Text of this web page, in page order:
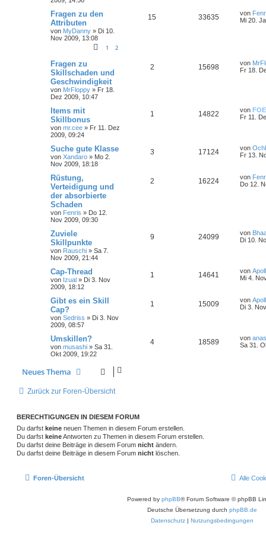
Fragen zu den
Attributen
von MyDanny » Di 10.
Nov 2009, 13:08
1 2
15 33635 von
Mi 20.
Fragen zu
Skillschaden und
Geschwindigkeit
von MrFloppy » Fr 18.
Dez 2009, 10:47
2 15698 von
Fr 18.
Items mit
Skillbonus
von mr.cee » Fr 11. Dez
2009, 09:24
1 14822 von FOE
Fr 11.
Suche gute Klasse
von Xandaro » Mo 2.
Nov 2009, 18:18
3 17124 von
Fr 13.
Rüstung,
Verteidigung und
der absorbierte
Schaden
von Fenris » Do 12.
Nov 2009, 09:30
2 16224 von
Do 12.
Zuviele
Skillpunkte
von Rauschi » Sa 7.
Nov 2009, 21:44
9 24099 von
Di 10.
Cap-Thread
von Izual » Di 3. Nov
2009, 18:12
1 14641 von
Mi 4.
Gibt es ein Skill
Cap?
von Sedriss » Di 3. Nov
2009, 08:57
1 15009 von
Di 3.
Umskillen?
von musashi » Sa 31.
Okt 2009, 19:22
4 18589 von
Sa 31.
Neues Thema
Zurück zur Foren-Übersicht
BERECHTIGUNGEN IN DIESEM FORUM
Du darfst keine neuen Themen in diesem Forum erstellen.
Du darfst keineAntworten zu Themen in diesem Forum erstellen.
Du darfst deine Beiträge in diesem Forum nicht ändern.
Du darfst deine Beiträge in diesem Forum nicht löschen.
Foren-Übersicht Alle
Powered by phpBB® Forum Software © phpBB
Deutsche Übersetzung durch phpBB.de
Datenschutz | Nutzungsbedingungen